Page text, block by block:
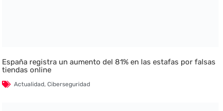
España registra un aumento del 81% en las estafas por falsas
tiendas online
Actualidad,Ciberseguridad